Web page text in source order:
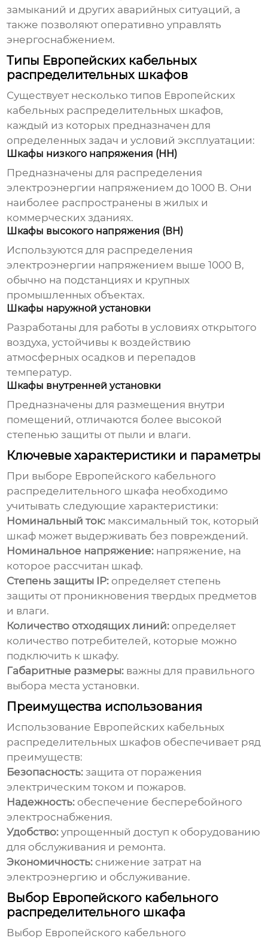
замыканий и других аварийных ситуаций, а
также позволяют оперативно управлять
энергоснабжением.
Типы Европейских кабельных
распределительных шкафов
Существует несколько типов Европейских
кабельных распределительных шкафов,
каждый из которых предназначен для
определенных задач и условий эксплуатации:
Шкафы низкого напряжения (НН)
Предназначены для распределения
электроэнергии напряжением до 1000 В. Они
наиболее распространены в жилых и
коммерческих зданиях.
Шкафы высокого напряжения (ВН)
Используются для распределения
электроэнергии напряжением выше 1000 В,
обычно на подстанциях и крупных
промышленных объектах.
Шкафы наружной установки
Разработаны для работы в условиях открытого
воздуха, устойчивы к воздействию
атмосферных осадков и перепадов
температур.
Шкафы внутренней установки
Предназначены для размещения внутри
помещений, отличаются более высокой
степенью защиты от пыли и влаги.
Ключевые характеристики и параметры
При выборе Европейского кабельного
распределительного шкафа необходимо
учитывать следующие характеристики:
Номинальный ток: максимальный ток, который
шкаф может выдерживать без повреждений.
Номинальное напряжение: напряжение, на
которое рассчитан шкаф.
Степень защиты IP: определяет степень
защиты от проникновения твердых предметов
и влаги.
Количество отходящих линий: определяет
количество потребителей, которые можно
подключить к шкафу.
Габаритные размеры: важны для правильного
выбора места установки.
Преимущества использования
Использование Европейских кабельных
распределительных шкафов обеспечивает ряд
преимуществ:
Безопасность: защита от поражения
электрическим током и пожаров.
Надежность: обеспечение бесперебойного
электроснабжения.
Удобство: упрощенный доступ к оборудованию
для обслуживания и ремонта.
Экономичность: снижение затрат на
электроэнергию и обслуживание.
Выбор Европейского кабельного
распределительного шкафа
Выбор Европейского кабельного